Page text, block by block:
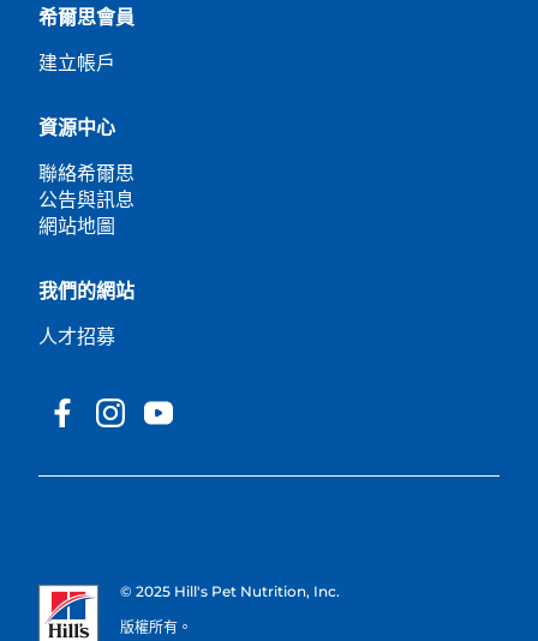
希爾思會員
建立帳戶
資源中心
聯絡希爾思
公告與訊息
網站地圖
我們的網站
人才招募
© 2025 Hill's Pet Nutrition, Inc.
版權所有。